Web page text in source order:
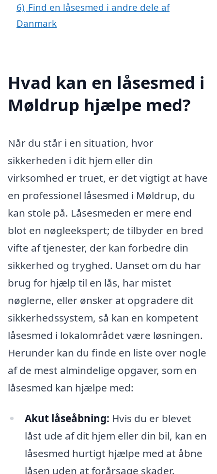
6) Find en låsesmed i andre dele af
Danmark
Hvad kan en låsesmed i
Møldrup hjælpe med?
Når du står i en situation, hvor
sikkerheden i dit hjem eller din
virksomhed er truet, er det vigtigt at have
en professionel låsesmed i Møldrup, du
kan stole på. Låsesmeden er mere end
blot en nøgleekspert; de tilbyder en bred
vifte af tjenester, der kan forbedre din
sikkerhed og tryghed. Uanset om du har
brug for hjælp til en lås, har mistet
nøglerne, eller ønsker at opgradere dit
sikkerhedssystem, så kan en kompetent
låsesmed i lokalområdet være løsningen.
Herunder kan du finde en liste over nogle
af de mest almindelige opgaver, som en
låsesmed kan hjælpe med:
Akut låseåbning: Hvis du er blevet
låst ude af dit hjem eller din bil, kan en
låsesmed hurtigt hjælpe med at åbne
låsen uden at forårsage skader.